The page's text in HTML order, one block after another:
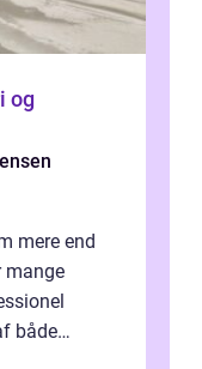
og
mere end
mange
både